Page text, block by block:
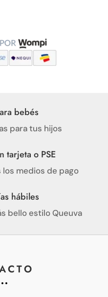
bebés
para tus hijos
tarjeta o PSE
medios de pago
hábiles
bello estilo Queuva